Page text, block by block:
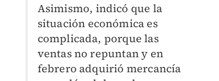
Asimismo, indicó que la
situación económica es
complicada, porque las
ventas no repuntan y en
febrero adquirió mercancía